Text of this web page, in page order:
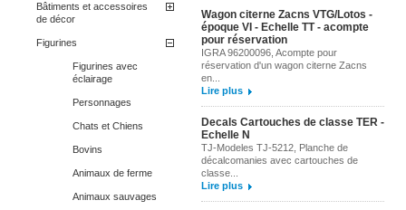
Bâtiments et accessoires
de décor
Figurines
Figurines avec
éclairage
Personnages
Chats et Chiens
Bovins
Animaux de ferme
Animaux sauvages
Wagon citerne Zacns VTG/Lotos -
époque VI - Echelle TT - acompte
pour réservation
IGRA 96200096, Acompte pour
réservation d'un wagon citerne Zacns
en...
Lire plus
Decals Cartouches de classe TER -
Echelle N
TJ-Modeles TJ-5212, Planche de
décalcomanies avec cartouches de
classe...
Lire plus